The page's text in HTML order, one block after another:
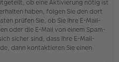
ob eine Aktivierung nötig ist
haben, folgen Sie den dort
prüfen Sie, ob Sie Ihre E-Mail-
oder die E-Mail von einem Spam-
sicher sind, dass Ihre E-Mail-
dann kontaktieren Sie einen